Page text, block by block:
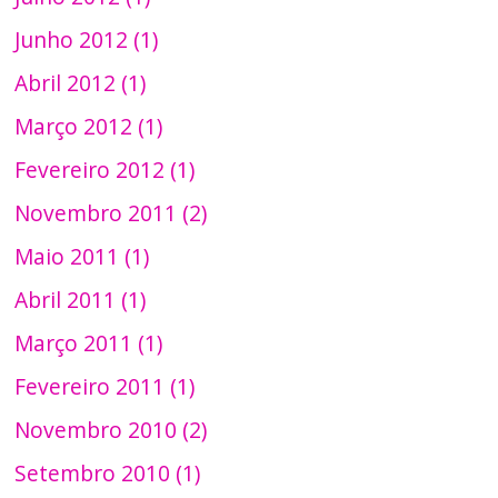
Junho 2012 (1)
Abril 2012 (1)
Março 2012 (1)
Fevereiro 2012 (1)
Novembro 2011 (2)
Maio 2011 (1)
Abril 2011 (1)
Março 2011 (1)
Fevereiro 2011 (1)
Novembro 2010 (2)
Setembro 2010 (1)